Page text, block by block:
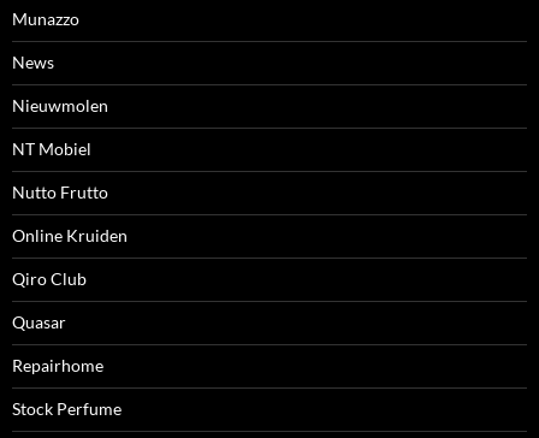
Munazzo
News
Nieuwmolen
NT Mobiel
Nutto Frutto
Online Kruiden
Qiro Club
Quasar
Repairhome
Stock Perfume